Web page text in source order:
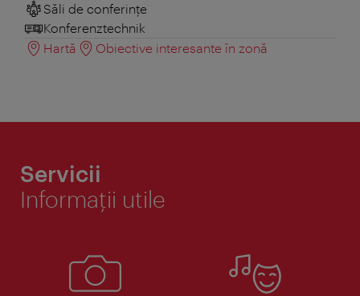
Săli de conferințe
Konferenztechnik
Hartă
Obiective interesante în zonă
Servicii
Informaţii utile